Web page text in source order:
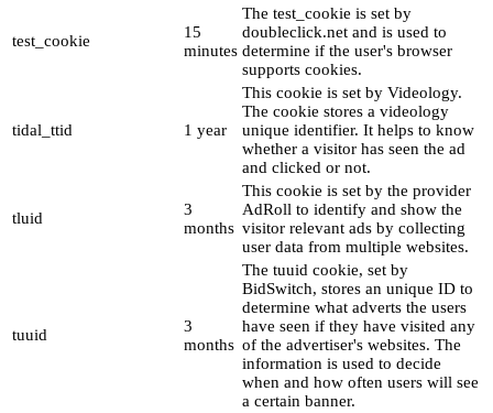
test_cookie
15
minutes
The test_cookie is set by
doubleclick.net and is used to
determine if the user's browser
supports cookies.
tidal_ttid 1 year
This cookie is set by Videology.
The cookie stores a videology
unique identifier. It helps to know
whether a visitor has seen the ad
and clicked or not.
tluid
3
months
This cookie is set by the provider
AdRoll to identify and show the
visitor relevant ads by collecting
user data from multiple websites.
tuuid
3
months
The tuuid cookie, set by
BidSwitch, stores an unique ID to
determine what adverts the users
have seen if they have visited any
of the advertiser's websites. The
information is used to decide
when and how often users will see
a certain banner.